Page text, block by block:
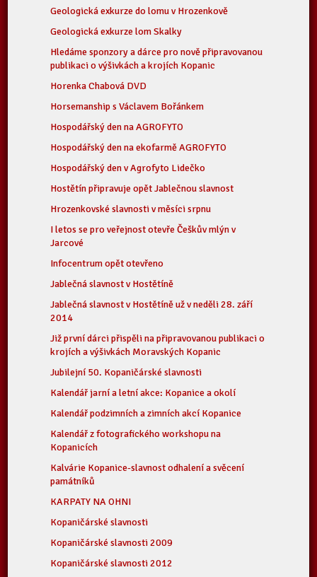
Geologická exkurze do lomu v Hrozenkově
Geologická exkurze lom Skalky
Hledáme sponzory a dárce pro nově připravovanou
publikaci o výšivkách a krojích Kopanic
Horenka Chabová DVD
Horsemanship s Václavem Bořánkem
Hospodářský den na AGROFYTO
Hospodářský den na ekofarmě AGROFYTO
Hospodářský den v Agrofyto Lidečko
Hostětín připravuje opět Jablečnou slavnost
Hrozenkovské slavnosti v měsíci srpnu
I letos se pro veřejnost otevře Češkův mlýn v
Jarcové
Infocentrum opět otevřeno
Jablečná slavnost v Hostětíně
Jablečná slavnost v Hostětíně už v neděli 28. září
2014
Již první dárci přispěli na připravovanou publikaci o
krojích a výšivkách Moravských Kopanic
Jubilejní 50. Kopaničárské slavnosti
Kalendář jarní a letní akce: Kopanice a okolí
Kalendář podzimních a zimních akcí Kopanice
Kalendář z fotografického workshopu na
Kopanicích
Kalvárie Kopanice-slavnost odhalení a svěcení
památníků
KARPATY NA OHNI
Kopaničárské slavnosti
Kopaničárské slavnosti 2009
Kopaničárské slavnosti 2012